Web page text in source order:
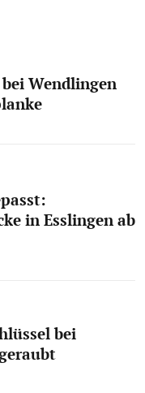
Wendlingen
in Esslingen ab
bei